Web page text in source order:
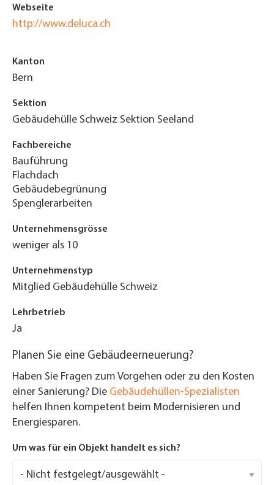
Webseite
http://www.deluca.ch
Kanton
Bern
Sektion
Gebäudehülle Schweiz Sektion Seeland
Fachbereiche
Bauführung
Flachdach
Gebäudebegrünung
Spenglerarbeiten
Unternehmensgrösse
weniger als 10
Unternehmenstyp
Mitglied Gebäudehülle Schweiz
Lehrbetrieb
Ja
Planen Sie eine Gebäudeerneuerung?
Haben Sie Fragen zum Vorgehen oder zu den Kosten
einer Sanierung? Die Gebäudehüllen-Spezialisten
helfen Ihnen kompetent beim Modernisieren und
Energiesparen.
Um was für ein Objekt handelt es sich?